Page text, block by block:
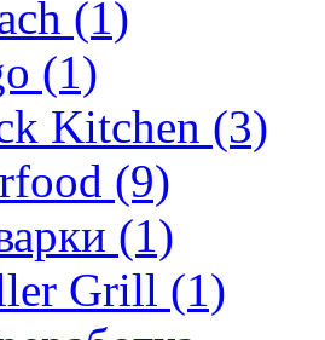
(1)
(1)
Kitchen (3)
(9)
(1)
Grill (1)